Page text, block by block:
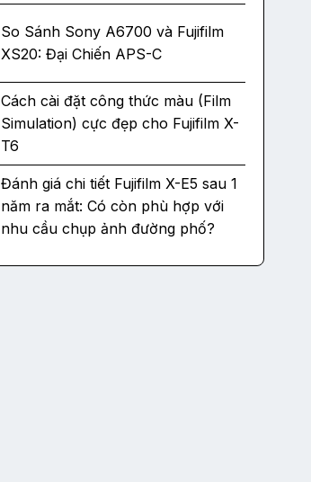
So Sánh Sony A6700 và Fujifilm
XS20: Đại Chiến APS-C
Cách cài đặt công thức màu (Film
Simulation) cực đẹp cho Fujifilm X-
T6
Đánh giá chi tiết Fujifilm X-E5 sau 1
năm ra mắt: Có còn phù hợp với
nhu cầu chụp ảnh đường phố?